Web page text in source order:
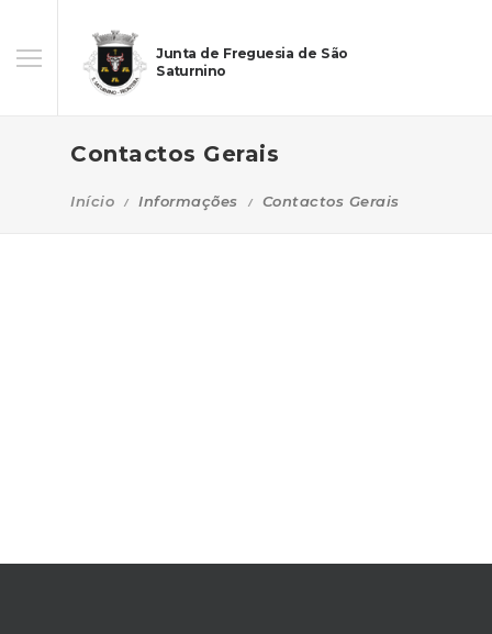
Junta de Freguesia de São
Saturnino
Contactos Gerais
Início Informações Contactos Gerais